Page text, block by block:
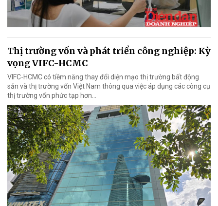
Thị trường vốn và phát triển công nghiệp: Kỳ
vọng VIFC-HCMC
VIFC-HCMC có tiềm năng thay đổi diện mạo thị trường bất động
sản và thị trường vốn Việt Nam thông qua việc áp dụng các công cụ
thị trường vốn phức tạp hơn...